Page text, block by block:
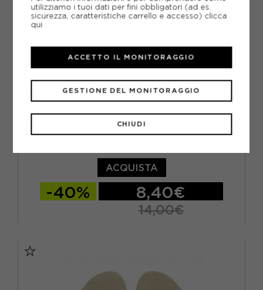
BRASIL 35/36 - EUR 37/38
HAVAIANAS
BRASIL 31/32 - EUR 33/34
ACQUISTA
-40% 8,40€
14,00€
utilizziamo i tuoi dati per fini obbligatori (ad es.
sicurezza, caratteristiche carrello e accesso) clicca
qui
CHIUDI
GESTIONE DEL MONITORAGGIO
ACCETTO IL MONITORAGGIO